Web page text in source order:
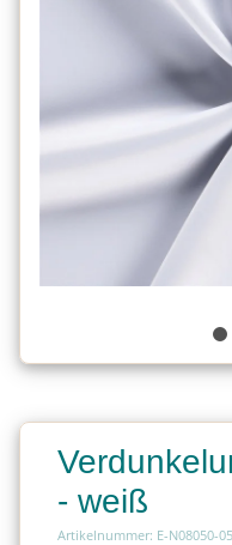
- weiß
Artikelnummer: E-N08050-